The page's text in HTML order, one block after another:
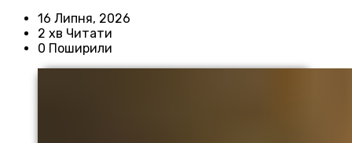
16 Липня, 2026
2 хв Читати
0 Поширили